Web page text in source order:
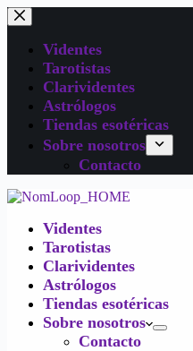
Videntes
Tarotistas
Clarividentes
Astrólogos
Tiendas esotéricas
Sobre nosotros
Contacto
Videntes
Tarotistas
Clarividentes
Astrólogos
Tiendas esotéricas
Sobre nosotros
Contacto